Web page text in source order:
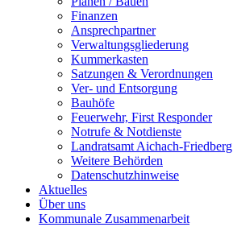
Finanzen
Ansprechpartner
Verwaltungsgliederung
Kummerkasten
Satzungen & Verordnungen
Ver- und Entsorgung
Bauhöfe
Feuerwehr, First Responder
Notrufe & Notdienste
Landratsamt Aichach-Friedberg
Weitere Behörden
Datenschutzhinweise
Aktuelles
Über uns
Kommunale Zusammenarbeit